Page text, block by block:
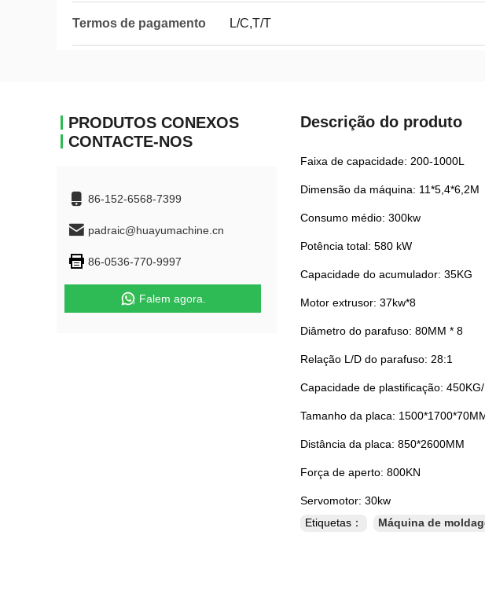
Termos de pagamento L/C,T/T
PRODUTOS CONEXOS
CONTACTE-NOS
86-152-6568-7399
padraic@huayumachine.cn
86-0536-770-9997
Falem agora.
Descrição do produto
Faixa de capacidade: 200-1000L
Dimensão da máquina: 11*5,4*6,2M
Consumo médio: 300kw
Potência total: 580 kW
Capacidade do acumulador: 35KG
Motor extrusor: 37kw*8
Diâmetro do parafuso: 80MM * 8
Relação L/D do parafuso: 28:1
Capacidade de plastificação:
Tamanho da placa:
Distância da placa: 850*2600MM
Força de aperto: 800KN
Servomotor: 30kw
Etiquetas：
Máquina de